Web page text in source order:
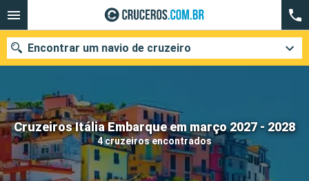
Cruzeiros Itália Embarque em março 2027 - 2028
4 cruzeiros encontrados
Encontrar um navio de cruzeiro
Quando ir?
Data de partida